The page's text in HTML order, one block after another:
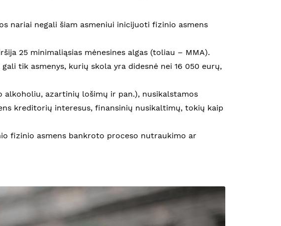
nariai negali šiam asmeniui inicijuoti fizinio asmens
25 minimaliąsias mėnesines algas (toliau – MMA).
tik asmenys, kurių skola yra didesnė nei 16 050 eurų,
azartinių lošimų ir pan.), nusikalstamos
kreditorių interesus, finansinių nusikaltimų, tokių kaip
fizinio asmens bankroto proceso nutraukimo ar